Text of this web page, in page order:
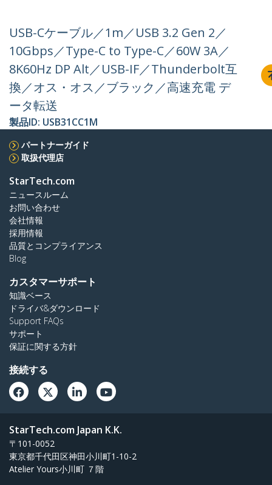
USB-Cケーブル／1m／USB 3.2 Gen 2／
10Gbps／Type-C to Type-C／60W 3A／
8K60Hz DP Alt／USB-IF／Thunderbolt互
換／オス・オス／ブラック／高速充電 デ
ータ転送
製品ID: USB31CC1M
パートナーガイド
取扱代理店
StarTech.com
ニュースルーム
お問い合わせ
会社情報
採用情報
品質とコンプライアンス
Blog
カスタマーサポート
知識ベース
ドライバ&ダウンロード
Support FAQs
サポート
保証に関する方針
接続する
StarTech.com Japan K.K.
〒101-0052
東京都千代田区神田小川町1-10-2
Atelier Yours小川町 ７階